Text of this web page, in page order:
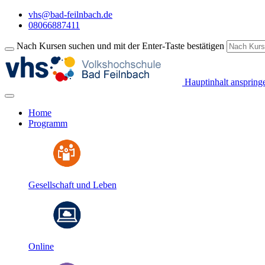
vhs@bad-feilnbach.de
08066887411
Nach Kursen suchen und mit der Enter-Taste bestätigen
Hauptinhalt
Home
Programm
Gesellschaft und Leben
Online